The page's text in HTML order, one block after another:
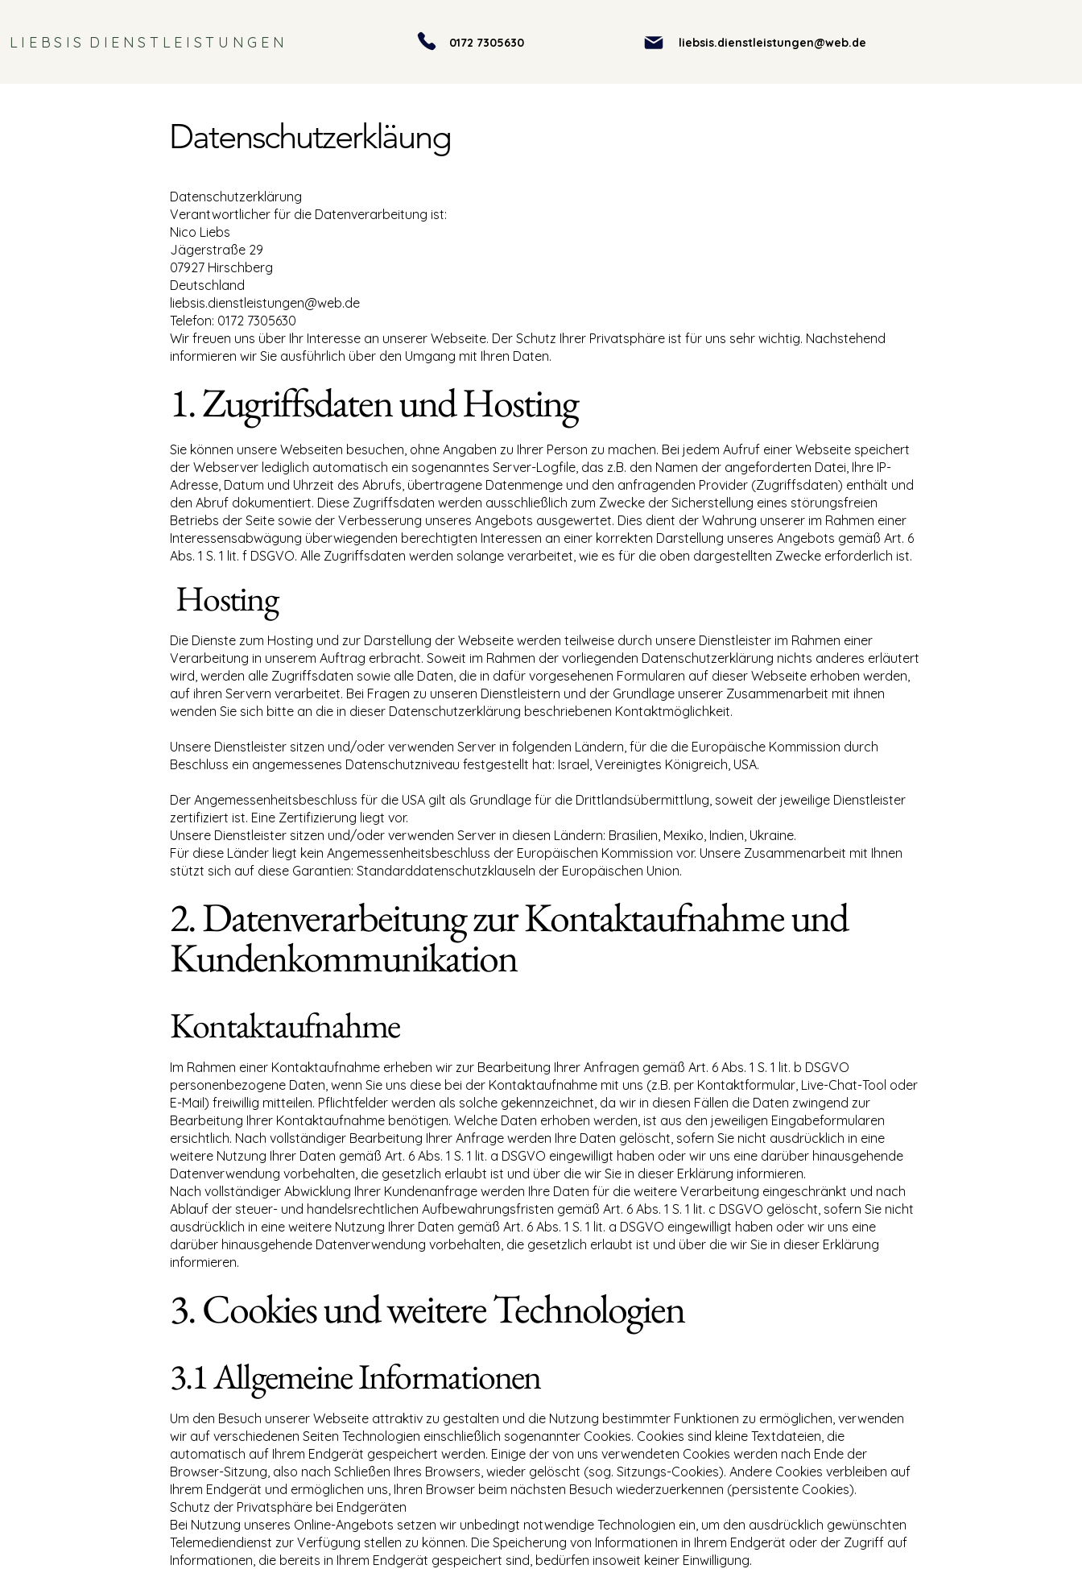
L I E B S I S D I E N S T L E I S T U N G E N 0172 7305630 liebsis.dienstleistungen@web.de
Datenschutzerkläung
Datenschutzerklärung
Verantwortlicher für die Datenverarbeitung ist:
Nico Liebs
Jägerstraße 29
07927 Hirschberg
Deutschland
liebsis.dienstleistungen@web.de
Telefon: 0172 7305630
Wir freuen uns über Ihr Interesse an unserer Webseite. Der Schutz Ihrer Privatsphäre ist für uns sehr wichtig. Nachstehend
informieren wir Sie ausführlich über den Umgang mit Ihren Daten.
1. Zugriffsdaten und Hosting
Sie können unsere Webseiten besuchen, ohne Angaben zu Ihrer Person zu machen. Bei jedem Aufruf einer Webseite speichert
der Webserver lediglich automatisch ein sogenanntes Server-Logfile, das z.B. den Namen der angeforderten Datei, Ihre IP-
Adresse, Datum und Uhrzeit des Abrufs, übertragene Datenmenge und den anfragenden Provider (Zugriffsdaten) enthält und
den Abruf dokumentiert. Diese Zugriffsdaten werden ausschließlich zum Zwecke der Sicherstellung eines störungsfreien
Betriebs der Seite sowie der Verbesserung unseres Angebots ausgewertet. Dies dient der Wahrung unserer im Rahmen einer
Interessensabwägung überwiegenden berechtigten Interessen an einer korrekten Darstellung unseres Angebots gemäß Art. 6
Abs. 1 S. 1 lit. f DSGVO. Alle Zugriffsdaten werden solange verarbeitet, wie es für die oben dargestellten Zwecke erforderlich ist.
Hosting
Die Dienste zum Hosting und zur Darstellung der Webseite werden teilweise durch unsere Dienstleister im Rahmen einer
Verarbeitung in unserem Auftrag erbracht. Soweit im Rahmen der vorliegenden Datenschutzerklärung nichts anderes erläutert
wird, werden alle Zugriffsdaten sowie alle Daten, die in dafür vorgesehenen Formularen auf dieser Webseite erhoben werden,
auf ihren Servern verarbeitet. Bei Fragen zu unseren Dienstleistern und der Grundlage unserer Zusammenarbeit mit ihnen
wenden Sie sich bitte an die in dieser Datenschutzerklärung beschriebenen Kontaktmöglichkeit.
Unsere Dienstleister sitzen und/oder verwenden Server in folgenden Ländern, für die die Europäische Kommission durch
Beschluss ein angemessenes Datenschutzniveau festgestellt hat: Israel, Vereinigtes Königreich, USA.
Der Angemessenheitsbeschluss für die USA gilt als Grundlage für die Drittlandsübermittlung, soweit der jeweilige Dienstleister
zertifiziert ist. Eine Zertifizierung liegt vor.
Unsere Dienstleister sitzen und/oder verwenden Server in diesen Ländern: Brasilien, Mexiko, Indien, Ukraine.
Für diese Länder liegt kein Angemessenheitsbeschluss der Europäischen Kommission vor. Unsere Zusammenarbeit mit Ihnen
stützt sich auf diese Garantien: Standarddatenschutzklauseln der Europäischen Union.
2. Datenverarbeitung zur Kontaktaufnahme und
Kundenkommunikation
Kontaktaufnahme
Im Rahmen einer Kontaktaufnahme erheben wir zur Bearbeitung Ihrer Anfragen gemäß Art. 6 Abs. 1 S. 1 lit. b DSGVO
personenbezogene Daten, wenn Sie uns diese bei der Kontaktaufnahme mit uns (z.B. per Kontaktformular, Live-Chat-Tool oder
E-Mail) freiwillig mitteilen. Pflichtfelder werden als solche gekennzeichnet, da wir in diesen Fällen die Daten zwingend zur
Bearbeitung Ihrer Kontaktaufnahme benötigen. Welche Daten erhoben werden, ist aus den jeweiligen Eingabeformularen
ersichtlich. Nach vollständiger Bearbeitung Ihrer Anfrage werden Ihre Daten gelöscht, sofern Sie nicht ausdrücklich in eine
weitere Nutzung Ihrer Daten gemäß Art. 6 Abs. 1 S. 1 lit. a DSGVO eingewilligt haben oder wir uns eine darüber hinausgehende
Datenverwendung vorbehalten, die gesetzlich erlaubt ist und über die wir Sie in dieser Erklärung informieren.
Nach vollständiger Abwicklung Ihrer Kundenanfrage werden Ihre Daten für die weitere Verarbeitung eingeschränkt und nach
Ablauf der steuer- und handelsrechtlichen Aufbewahrungsfristen gemäß Art. 6 Abs. 1 S. 1 lit. c DSGVO gelöscht, sofern Sie nicht
ausdrücklich in eine weitere Nutzung Ihrer Daten gemäß Art. 6 Abs. 1 S. 1 lit. a DSGVO eingewilligt haben oder wir uns eine
darüber hinausgehende Datenverwendung vorbehalten, die gesetzlich erlaubt ist und über die wir Sie in dieser Erklärung
informieren.
3. Cookies und weitere Technologien
3.1 Allgemeine Informationen
Um den Besuch unserer Webseite attraktiv zu gestalten und die Nutzung bestimmter Funktionen zu ermöglichen, verwenden
wir auf verschiedenen Seiten Technologien einschließlich sogenannter Cookies. Cookies sind kleine Textdateien, die
automatisch auf Ihrem Endgerät gespeichert werden. Einige der von uns verwendeten Cookies werden nach Ende der
Browser-Sitzung, also nach Schließen Ihres Browsers, wieder gelöscht (sog. Sitzungs-Cookies). Andere Cookies verbleiben auf
Ihrem Endgerät und ermöglichen uns, Ihren Browser beim nächsten Besuch wiederzuerkennen (persistente Cookies).
Schutz der Privatsphäre bei Endgeräten
Bei Nutzung unseres Online-Angebots setzen wir unbedingt notwendige Technologien ein, um den ausdrücklich gewünschten
Telemediendienst zur Verfügung stellen zu können. Die Speicherung von Informationen in Ihrem Endgerät oder der Zugriff auf
Informationen, die bereits in Ihrem Endgerät gespeichert sind, bedürfen insoweit keiner Einwilligung.